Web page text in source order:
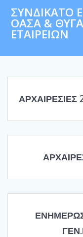
ΣΥΝΔΙΚΑΤΟ
ΟΑΣΑ &
ΕΤΑΙΡΕΙΩΝ